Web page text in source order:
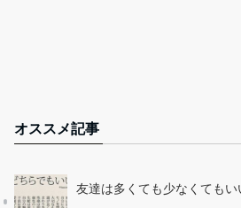
オススメ記事
友達は多くても少なくても